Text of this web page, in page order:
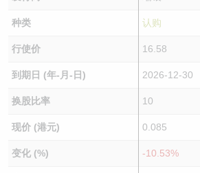
种类 认购
行使价 16.58
到期日 (年-月-日) 2026-12-30
换股比率 10
现价 (港元) 0.085
变化 (%) -10.53%